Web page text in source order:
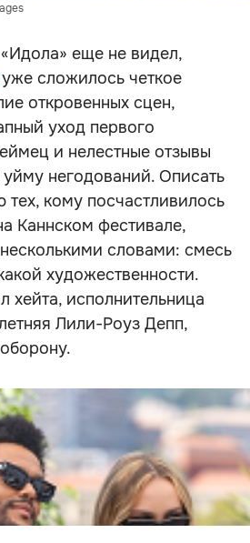
еще не видел,
уже сложилось четкое
откровенных сцен,
уход первого
и нелестные отзывы
негодований. Описать
кому посчастливилось
Каннском фестивале,
словами: смесь
художественности.
хейта, исполнительница
Лили-Роуз Депп,